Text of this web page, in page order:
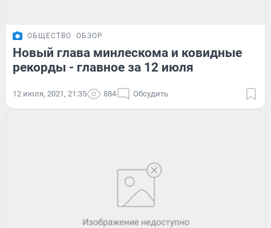
ОБЩЕСТВО ОБЗОР
Новый глава минлескома и ковидные
рекорды - главное за 12 июля
12 июля, 2021, 21:35 884 Обсудить